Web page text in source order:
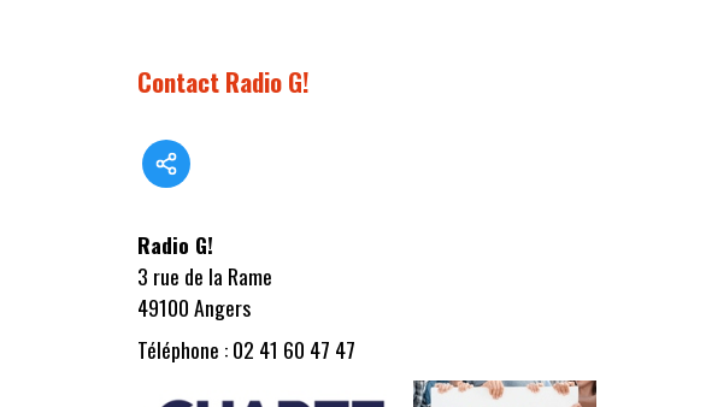
Contact Radio G!
Radio G!
3 rue de la Rame
49100 Angers
Téléphone : 02 41 60 47 47